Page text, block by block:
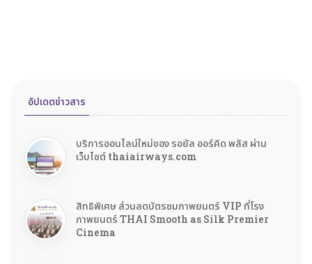
อัปเดตข่าวสาร
บริการออนไลน์ใหม่ของ รอยัล ออร์คิด พลัส ผ่าน
เว็บไซต์ thaiairways.com
สิทธิพิเศษ ส่วนลดบัตรชมภาพยนตร์ VIP ที่โรง
ภาพยนตร์ THAI Smooth as Silk Premier
Cinema